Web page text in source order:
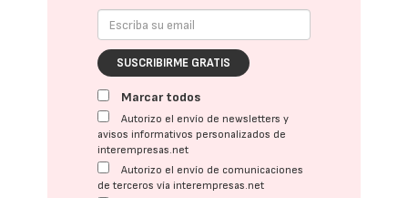
SUSCRIBIRME GRATIS
Marcar todos
Autorizo el envío de newsletters y
avisos informativos personalizados de
interempresas.net
Autorizo el envío de comunicaciones
de terceros vía interempresas.net